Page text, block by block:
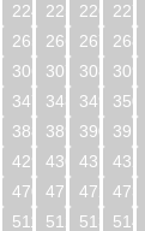
224 225 226 227
265 266 267 268
306 307 308 309
347 348 349 350
388 389 390 391
429 430 431 432
470 471 472 473
511 512 513 514